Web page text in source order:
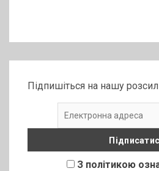
Підпишіться на нашу
З політикою